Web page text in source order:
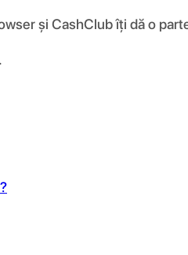
și CashClub îți dă o